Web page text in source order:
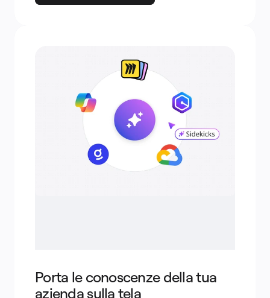
Porta le conoscenze della tua
azienda sulla tela